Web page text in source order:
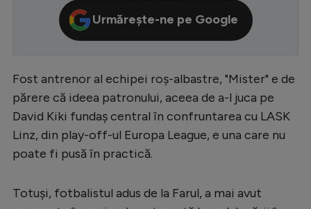
Conference League
CM 2026
Serie A
Bundesliga
Campionate
Urmărește-ne pe Google
Fost antrenor al echipei roș-albastre, "Mister" e de
părere că ideea patronului, aceea de a-l juca pe
David Kiki fundaș central în confruntarea cu LASK
Linz, din play-off-ul Europa League, e una care nu
poate fi pusă în practică.
Totuși, fotbalistul adus de la Farul, a mai avut